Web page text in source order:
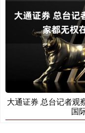
大通证券 总台记者观
国